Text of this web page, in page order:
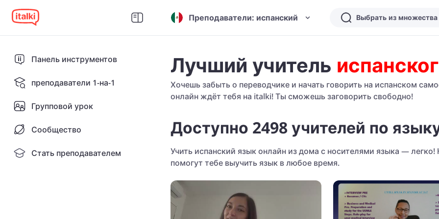
Панель инструментов
преподаватели 1-на-1
Групповой урок
Сообщество
Стать преподавателем
Преподаватели: испанский
Лучший учитель
Хочешь забыть о переводчике и начать говорить на испанском
онлайн ждёт тебя на italki! Ты сможешь заговорить свободно!
Доступно 2498 учителей по
Учить испанский язык онлайн из дома с носителями языка —
помогут тебе выучить язык в любое время.